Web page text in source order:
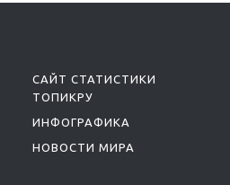
САЙТ СТАТИСТИКИ
ТОПИКРУ
ИНФОГРАФИКА
НОВОСТИ МИРА